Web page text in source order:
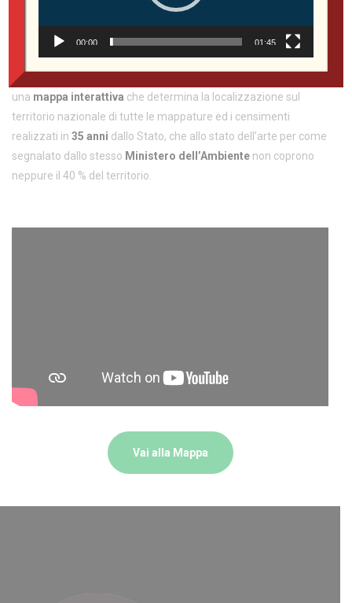
le leve ed opportunità necessarie a favorirla.
Qui di seguito lo
una mappa interattiva che determina la localizzazione sul
territorio nazionale di tutte le mappature ed i censimenti
realizzati in 35 anni dallo Stato, che allo stato dell’arte per come
segnalato dallo stesso Ministero dell’Ambiente non coprono
neppure il 40 % del territorio.
Vai alla Mappa
00:00 01:45